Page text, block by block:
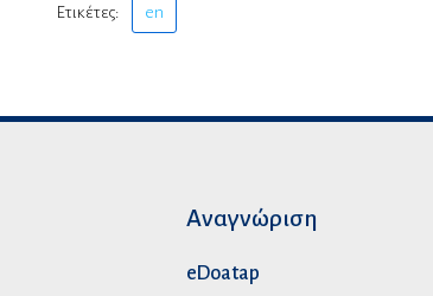
Ετικέτες: en
Αναγνώριση
eDoatap